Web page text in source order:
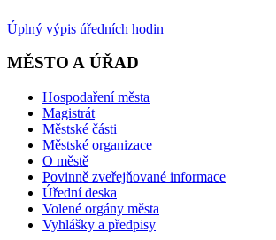
Úplný výpis úředních hodin
MĚSTO A ÚŘAD
Hospodaření města
Magistrát
Městské části
Městské organizace
O městě
Povinně zveřejňované informace
Úřední deska
Volené orgány města
Vyhlášky a předpisy